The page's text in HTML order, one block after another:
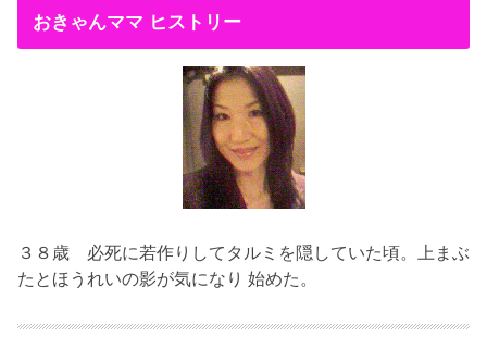
おきゃんママ ヒストリー
３８歳 必死に若作りしてタルミを隠していた頃。上まぶ
たとほうれいの影が気になり 始めた。